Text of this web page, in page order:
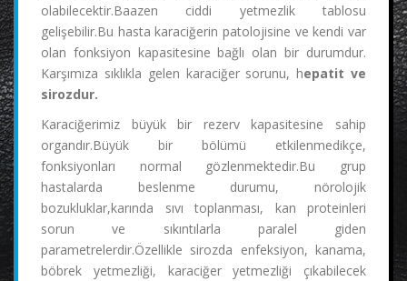
olabilecektir.Baazen ciddi yetmezlik tablosu
gelişebilir.Bu hasta karaciğerin patolojisine ve kendi var
olan fonksiyon kapasitesine bağlı olan bir durumdur.
Karşımıza sıklıkla gelen karaciğer sorunu, hepatit ve
sirozdur.
Karaciğerimiz büyük bir rezerv kapasitesine sahip
organdır.Büyük bir bölümü etkilenmedikçe,
fonksiyonları normal gözlenmektedir.Bu grup
hastalarda beslenme durumu, nörolojik
bozukluklar,karında sıvı toplanması, kan proteinleri
sorun ve sıkıntılarla paralel giden
parametrelerdir.Özellikle sirozda enfeksiyon, kanama,
böbrek yetmezliği, karaciğer yetmezliği çıkabilecek